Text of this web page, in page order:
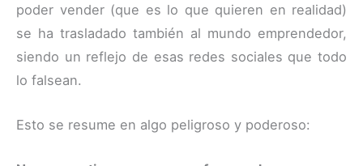
poder vender (que es lo que quieren en realidad)
se ha trasladado también al mundo emprendedor,
siendo un reflejo de esas redes sociales que todo
lo falsean.
Esto se resume en algo peligroso y poderoso: